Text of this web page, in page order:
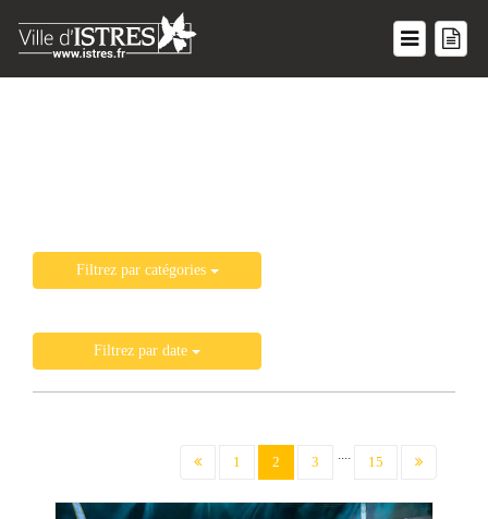
Filtrez par catégories
Filtrez par date
1 2 (current)
3 .... 15